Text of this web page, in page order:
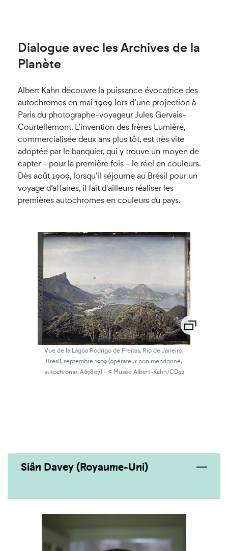
Dialogue avec les Archives de la
Planète
Albert Kahn découvre la puissance évocatrice des
autochromes en mai 1909 lors d’une projection à
Paris du photographe-voyageur Jules Gervais-
Courtellemont. L’invention des frères Lumière,
commercialisée deux ans plus tôt, est très vite
adoptée par le banquier, qui y trouve un moyen de
capter - pour la première fois - le réel en couleurs.
Dès août 1909, lorsqu'il séjourne au Brésil pour un
voyage d’affaires, il fait d'ailleurs réaliser les
premières autochromes en couleurs du pays.
Vue de la Lagoa Rodrigo de Freitas, Rio de Janeiro,
Brésil, septembre 1909 (opérateur non mentionné,
autochrome, A69807) - © Musée Albert-Kahn/CD92
Siân Davey (Royaume-Uni)